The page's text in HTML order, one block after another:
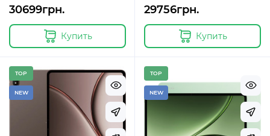
30699грн.
Купить
29756грн.
Купить
TOP
NEW
TOP
NEW